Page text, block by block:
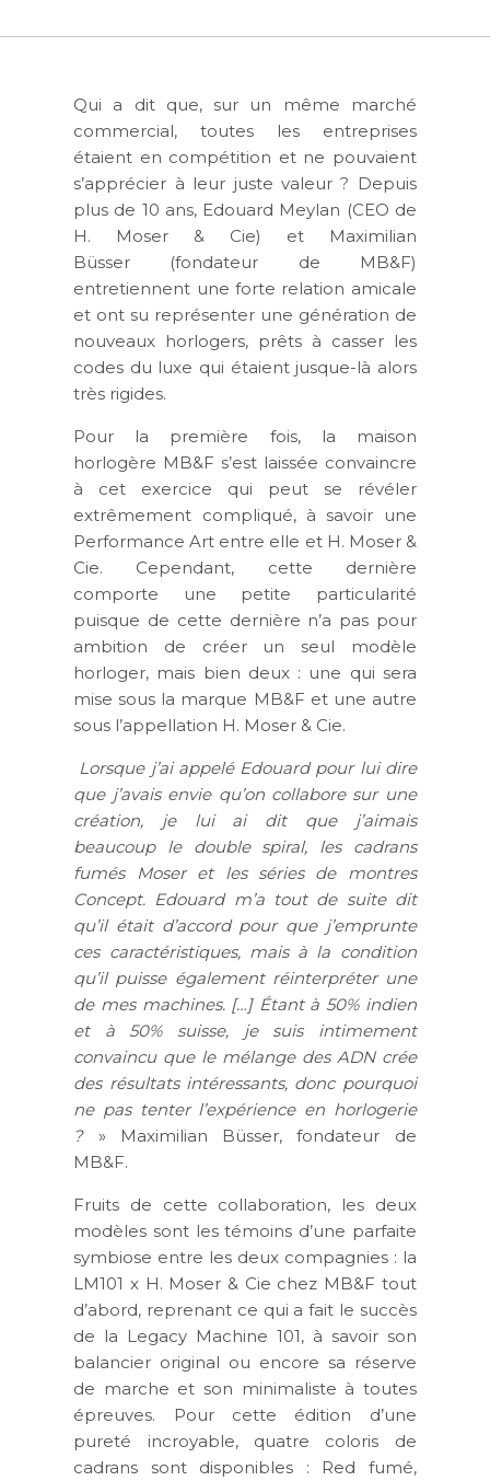
Qui a dit que, sur un même marché
commercial, toutes les entreprises
étaient en compétition et ne pouvaient
s’apprécier à leur juste valeur ? Depuis
plus de 10 ans, Edouard Meylan (CEO de
H. Moser & Cie) et Maximilian
Büsser (fondateur de MB&F)
entretiennent une forte relation amicale
et ont su représenter une génération de
nouveaux horlogers, prêts à casser les
codes du luxe qui étaient jusque-là alors
très rigides.
Pour la première fois, la maison
horlogère MB&F s’est laissée convaincre
à cet exercice qui peut se révéler
extrêmement compliqué, à savoir une
Performance Art entre elle et H. Moser &
Cie. Cependant, cette dernière
comporte une petite particularité
puisque de cette dernière n’a pas pour
ambition de créer un seul modèle
horloger, mais bien deux : une qui sera
mise sous la marque MB&F et une autre
sous l’appellation H. Moser & Cie.
Lorsque j’ai appelé Edouard pour lui dire
que j’avais envie qu’on collabore sur une
création, je lui ai dit que j’aimais
beaucoup le double spiral, les cadrans
fumés Moser et les séries de montres
Concept. Edouard m’a tout de suite dit
qu’il était d’accord pour que j’emprunte
ces caractéristiques, mais à la condition
qu’il puisse également réinterpréter une
de mes machines. […] Étant à 50% indien
et à 50% suisse, je suis intimement
convaincu que le mélange des ADN crée
des résultats intéressants, donc pourquoi
ne pas tenter l’expérience en horlogerie
?» Maximilian Büsser, fondateur de
MB&F.
Fruits de cette collaboration, les deux
modèles sont les témoins d’une parfaite
symbiose entre les deux compagnies : la
LM101 x H. Moser & Cie chez MB&F tout
d’abord, reprenant ce qui a fait le succès
de la Legacy Machine 101, à savoir son
balancier original ou encore sa réserve
de marche et son minimaliste à toutes
épreuves. Pour cette édition d’une
pureté incroyable, quatre coloris de
cadrans sont disponibles : Red fumé,